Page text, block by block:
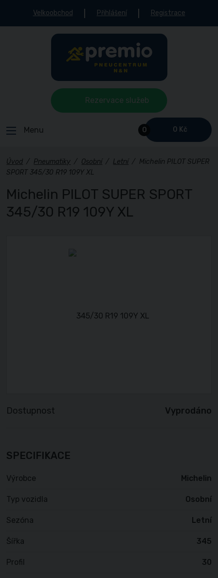
Velkoobchod Přihlášení Registrace
0 0 Kč
Menu
Rezervace služeb
Úvod / Pneumatiky / Osobní / Letní / Michelin PILOT SUPER
SPORT 345/30 R19 109Y XL
Michelin PILOT SUPER SPORT
345/30 R19 109Y XL
Dostupnost Vyprodáno
SPECIFIKACE
Výrobce Michelin
Typ vozidla Osobní
Sezóna Letní
Šířka 345
Profil 30